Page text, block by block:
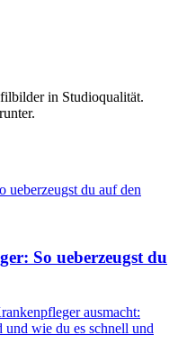
in Studioqualität.
So ueberzeugst du
ausmacht:
wie du es schnell und